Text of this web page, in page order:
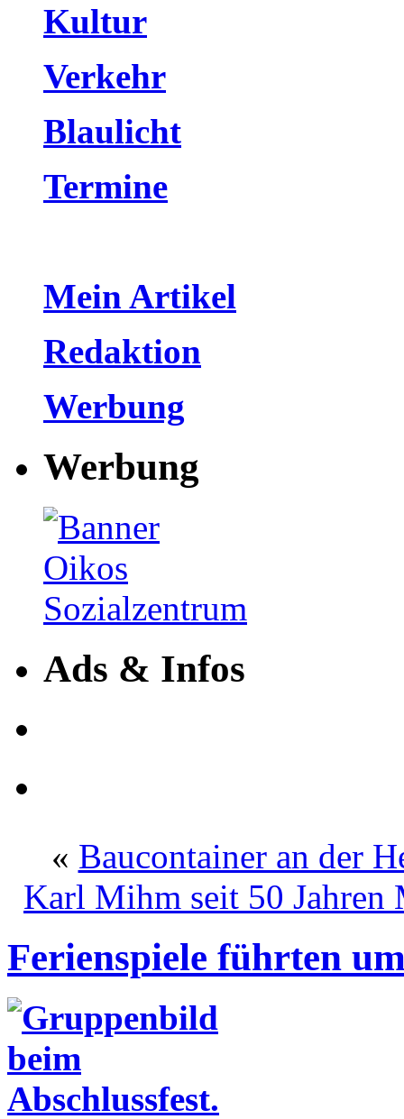
Kultur
Verkehr
Blaulicht
Termine
Mein Artikel
Redaktion
Werbung
Werbung
Ads & Infos
« Baucontainer an der
Karl Mihm seit 50 Jahren
Ferienspiele führten